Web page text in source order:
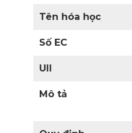
Tên hóa học
Số EC
UII
Mô tả